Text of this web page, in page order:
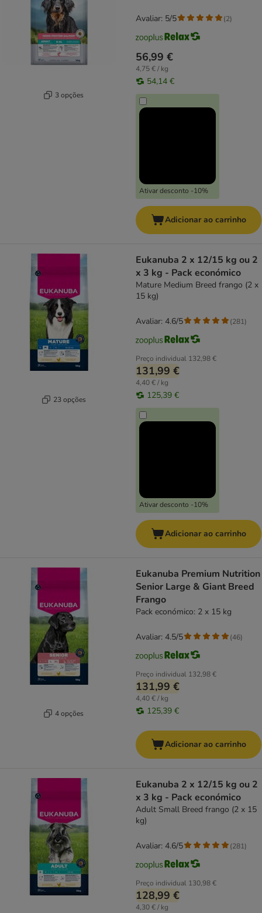
3 opções
56,99 €
4,75 € / kg
54,14 €
Ativar desconto -10%
Avaliar: 5/5 (2)
Adicionar ao carrinho
23 opções
Eukanuba 2 x 12/15 kg ou 2
x 3 kg - Pack económico
Mature Medium Breed frango (2 x
15 kg)
Preço individual 132,98 €
131,99 €
4,40 € / kg
125,39 €
Ativar desconto -10%
Avaliar: 4.6/5 (281)
Adicionar ao carrinho
4 opções
Eukanuba Premium Nutrition
Senior Large & Giant Breed
Frango
Pack económico: 2 x 15 kg
Preço individual 132,98 €
131,99 €
4,40 € / kg
125,39 €
Avaliar: 4.5/5 (46)
Adicionar ao carrinho
Eukanuba 2 x 12/15 kg ou 2
x 3 kg - Pack económico
Adult Small Breed frango (2 x 15
kg)
Preço individual 130,98 €
128,99 €
4,30 € / kg
Avaliar: 4.6/5 (281)